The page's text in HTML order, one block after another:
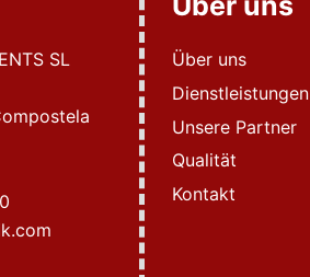
SL
Über uns
Dienstleistungen
Unsere Partner
Qualität
Kontakt